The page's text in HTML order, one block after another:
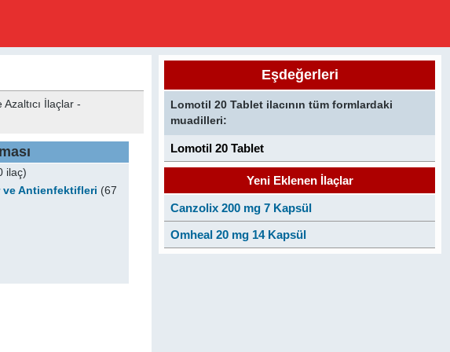
İlaçlar -
ilaç)
ve Antienfektifleri (67
Eşdeğerleri
Lomotil 20 Tablet ilacının tüm formlardaki
muadilleri:
Lomotil 20 Tablet
Yeni Eklenen İlaçlar
Canzolix 200 mg 7 Kapsül
Omheal 20 mg 14 Kapsül